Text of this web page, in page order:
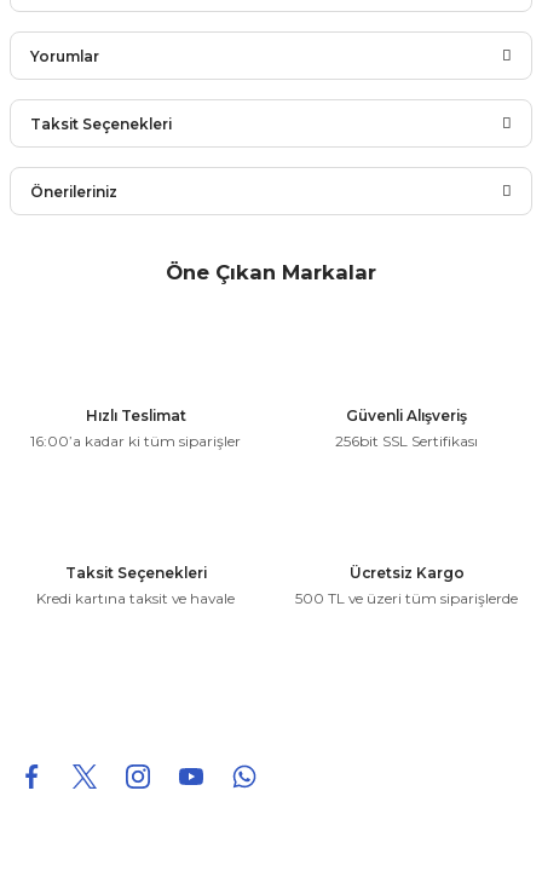
Yorumlar
Bu ürüne ilk yorumu siz yapın!
Taksit Seçenekleri
Önerileriniz
Bu ürünün fiyat bilgisi, resim, ürün açıklamalarında ve diğer
konularda yetersiz gördüğünüz noktaları öneri formunu
Öne Çıkan Markalar
Hızlı Teslimat
16:00’a kadar ki tüm siparişler
Güvenli Alışveriş
256bit SSL Sertifikası
Taksit Seçenekleri
Kredi kartına taksit ve havale
Ücretsiz Kargo
500 TL ve üzeri tüm siparişlerde